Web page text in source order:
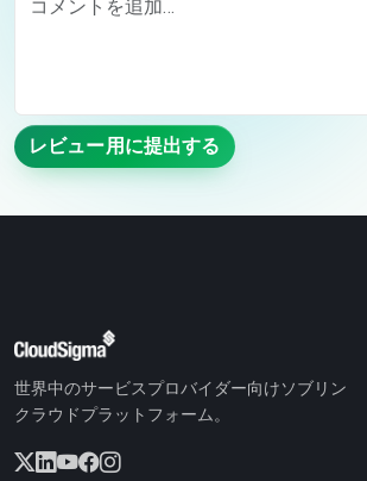
レビュー用に提出する
世界中のサービスプロバイダー向けソブリン
クラウドプラットフォーム。